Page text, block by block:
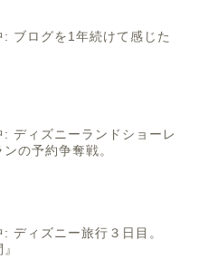
: ブログを1年続けて感じた
: ディズニーランドショーレ
ンの予約争奪戦。
: ディズニー旅行３日目。